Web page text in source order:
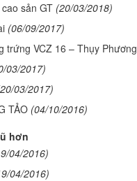
sản GT (20/03/2018)
(06/09/2017)
trứng VCZ 16 – Thụy Phương
03/2017)
03/2017)
TẢO (04/10/2016)
hơn
04/2016)
04/2016)